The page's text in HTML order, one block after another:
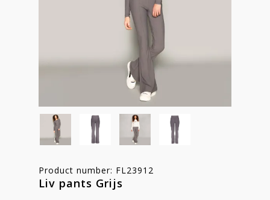
Product number: FL23912
Liv pants Grijs